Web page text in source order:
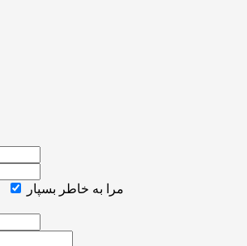
مرا به خاطر بسپار